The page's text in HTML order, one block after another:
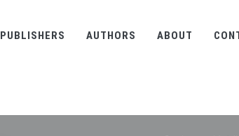
PUBLISHERS AUTHORS ABOUT